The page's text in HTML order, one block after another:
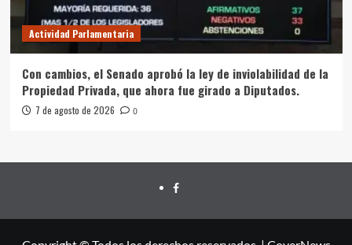
Actividad Parlamentaria
Con cambios, el Senado aprobó la ley de inviolabilidad de la
Propiedad Privada, que ahora fue girado a Diputados.
7 de agosto de 2026 0
FACEBOOK